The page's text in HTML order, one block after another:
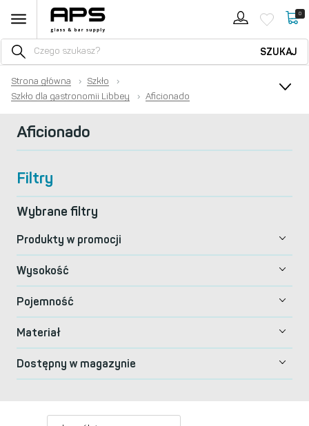
0
SZUKAJ
Strona główna › Szkło
›
Szkło dla gastronomii Libbey
› Aficionado
Aficionado
Filtry
Wybrane filtry
Produkty w promocji
Wysokość
Pojemność
Materiał
Dostępny w magazynie